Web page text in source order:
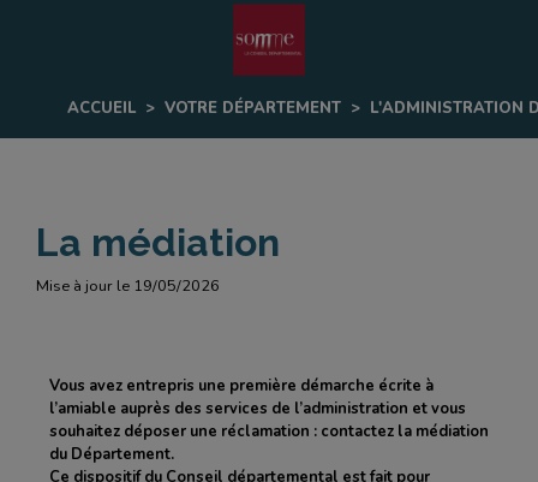
ACCUEIL >VOTRE DÉPARTEMENT > L'ADMINISTRATION
La médiation
Mise à jour le 19/05/2026
Vous avez entrepris une première démarche écrite à
l’amiable auprès des services de l’administration et vous
souhaitez déposer une réclamation : contactez la médiation
du Département.
Ce dispositif du Conseil départemental est fait pour
chat